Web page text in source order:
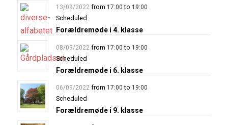
13/09/2022 from 17:00 to 19:00
Scheduled
Forældremøde i 4. klasse
08/09/2022 from 17:00 to 19:00
Scheduled
Forældremøde i 6. klasse
06/09/2022 from 17:00 to 19:00
Scheduled
Forældremøde i 9. klasse